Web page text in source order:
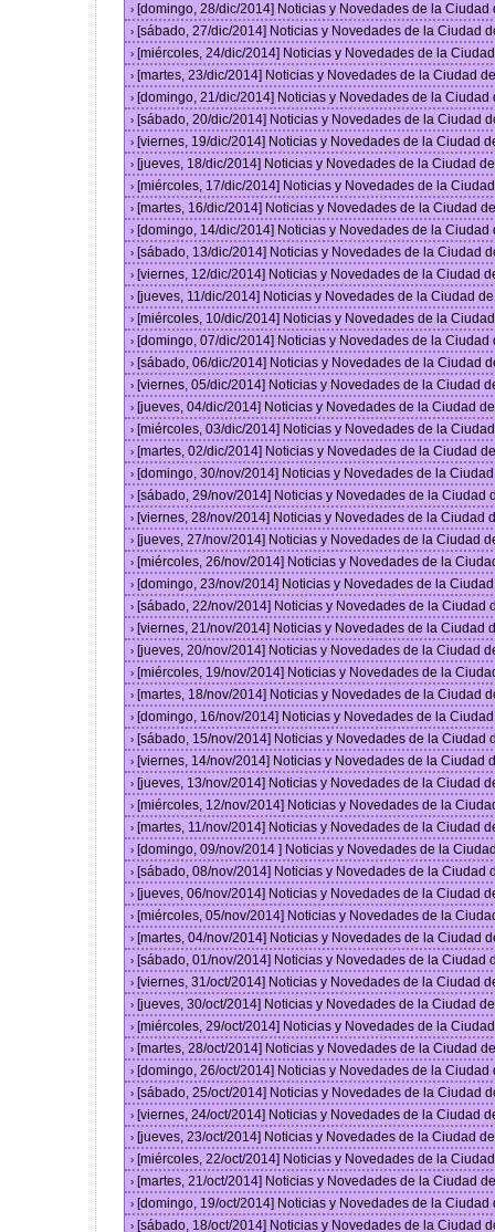
› [domingo, 28/dic/2014] Noticias y Novedades de la
› [sábado, 27/dic/2014] Noticias y Novedades de la Ciudad
› [miércoles, 24/dic/2014] Noticias y Novedades de la
› [martes, 23/dic/2014] Noticias y Novedades de la Ciudad
› [domingo, 21/dic/2014] Noticias y Novedades de la
› [sábado, 20/dic/2014] Noticias y Novedades de la Ciudad
› [viernes, 19/dic/2014] Noticias y Novedades de la Ciudad
› [jueves, 18/dic/2014] Noticias y Novedades de la Ciudad
› [miércoles, 17/dic/2014] Noticias y Novedades de la
› [martes, 16/dic/2014] Noticias y Novedades de la Ciudad
› [domingo, 14/dic/2014] Noticias y Novedades de la
› [sábado, 13/dic/2014] Noticias y Novedades de la Ciudad
› [viernes, 12/dic/2014] Noticias y Novedades de la Ciudad
› [jueves, 11/dic/2014] Noticias y Novedades de la Ciudad
› [miércoles, 10/dic/2014] Noticias y Novedades de la
› [domingo, 07/dic/2014] Noticias y Novedades de la
› [sábado, 06/dic/2014] Noticias y Novedades de la Ciudad
› [viernes, 05/dic/2014] Noticias y Novedades de la Ciudad
› [jueves, 04/dic/2014] Noticias y Novedades de la Ciudad
› [miércoles, 03/dic/2014] Noticias y Novedades de la
› [martes, 02/dic/2014] Noticias y Novedades de la Ciudad
› [domingo, 30/nov/2014] Noticias y Novedades de la
› [sábado, 29/nov/2014] Noticias y Novedades de la Ciudad
› [viernes, 28/nov/2014] Noticias y Novedades de la Ciudad
› [jueves, 27/nov/2014] Noticias y Novedades de la Ciudad
› [miércoles, 26/nov/2014] Noticias y Novedades de la
› [domingo, 23/nov/2014] Noticias y Novedades de la
› [sábado, 22/nov/2014] Noticias y Novedades de la Ciudad
› [viernes, 21/nov/2014] Noticias y Novedades de la Ciudad
› [jueves, 20/nov/2014] Noticias y Novedades de la Ciudad
› [miércoles, 19/nov/2014] Noticias y Novedades de la
› [martes, 18/nov/2014] Noticias y Novedades de la Ciudad
› [domingo, 16/nov/2014] Noticias y Novedades de la
› [sábado, 15/nov/2014] Noticias y Novedades de la Ciudad
› [viernes, 14/nov/2014] Noticias y Novedades de la Ciudad
› [jueves, 13/nov/2014] Noticias y Novedades de la Ciudad
› [miércoles, 12/nov/2014] Noticias y Novedades de la
› [martes, 11/nov/2014] Noticias y Novedades de la Ciudad
› [domingo, 09/nov/2014 ] Noticias y Novedades de la
› [sábado, 08/nov/2014] Noticias y Novedades de la Ciudad
› [jueves, 06/nov/2014] Noticias y Novedades de la Ciudad
› [miércoles, 05/nov/2014] Noticias y Novedades de la
› [martes, 04/nov/2014] Noticias y Novedades de la Ciudad
› [sábado, 01/nov/2014] Noticias y Novedades de la Ciudad
› [viernes, 31/oct/2014] Noticias y Novedades de la Ciudad
› [jueves, 30/oct/2014] Noticias y Novedades de la Ciudad
› [miércoles, 29/oct/2014] Noticias y Novedades de la
› [martes, 28/oct/2014] Noticias y Novedades de la Ciudad
› [domingo, 26/oct/2014] Noticias y Novedades de la
› [sábado, 25/oct/2014] Noticias y Novedades de la Ciudad
› [viernes, 24/oct/2014] Noticias y Novedades de la Ciudad
› [jueves, 23/oct/2014] Noticias y Novedades de la Ciudad
› [miércoles, 22/oct/2014] Noticias y Novedades de la
› [martes, 21/oct/2014] Noticias y Novedades de la Ciudad
› [domingo, 19/oct/2014] Noticias y Novedades de la
› [sábado, 18/oct/2014] Noticias y Novedades de la Ciudad